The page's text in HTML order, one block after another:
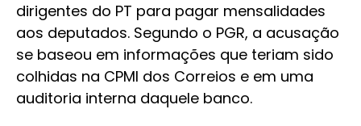
dirigentes do PT para pagar mensalidades
aos deputados. Segundo o PGR, a acusação
se baseou em informações que teriam sido
colhidas na CPMI dos Correios e em uma
auditoria interna daquele banco.